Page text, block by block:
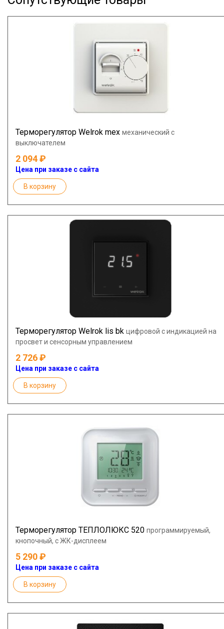
Терморегулятор Welrok mex механический с
выключателем
2 094
Цена при заказе с сайта
В корзину
Терморегулятор Welrok lis bk цифровой с индикацией на
просвет и сенсорным управлением
2 726
Цена при заказе с сайта
В корзину
Терморегулятор ТЕПЛОЛЮКС 520 программируемый,
кнопочный, с ЖК-дисплеем
5 290
Цена при заказе с сайта
В корзину